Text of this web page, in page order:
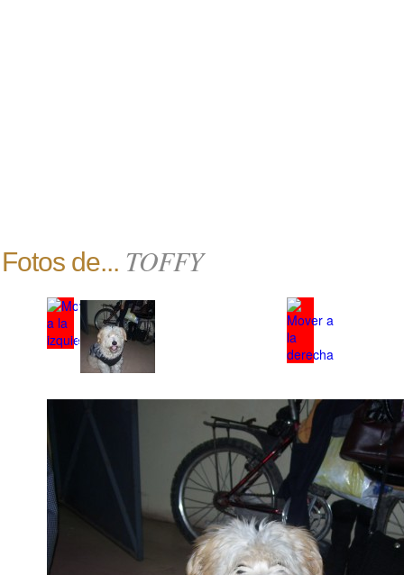
Fotos de... TOFFY